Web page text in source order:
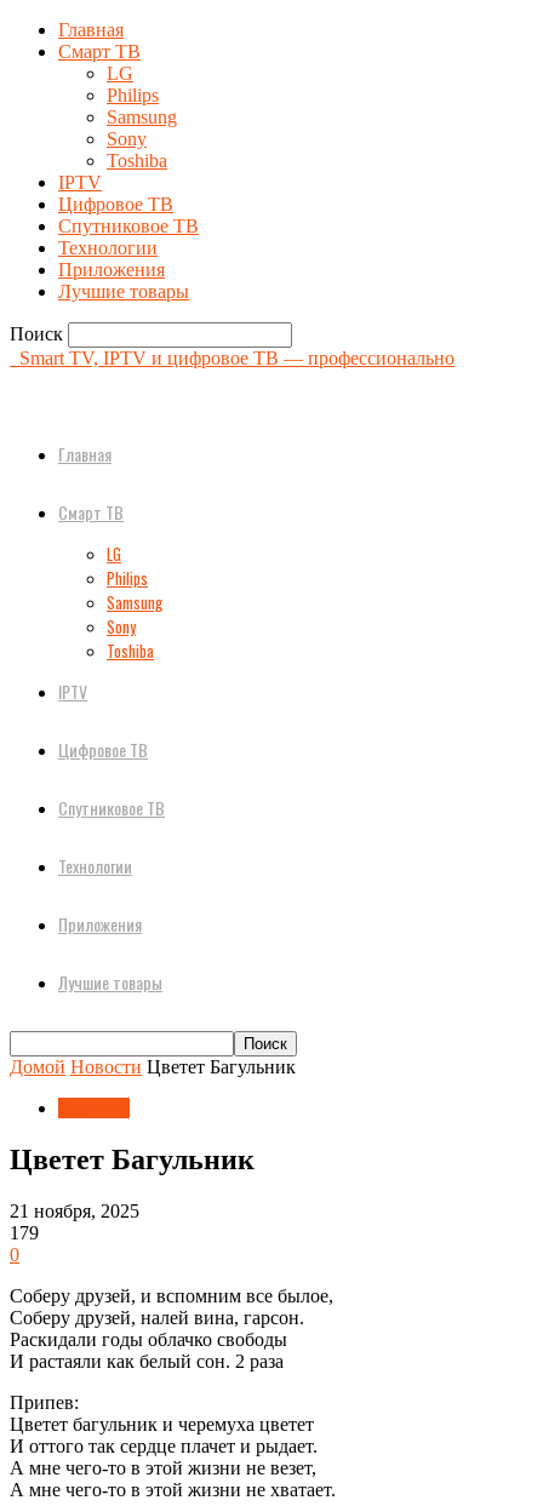
Главная
Смарт ТВ
LG
Philips
Samsung
Sony
Toshiba
IPTV
Цифровое ТВ
Спутниковое ТВ
Технологии
Приложения
Лучшие товары
Поиск
Smart TV, IPTV и цифровое ТВ — профессионально
Главная
Смарт ТВ
LG
Philips
Samsung
Sony
Toshiba
IPTV
Цифровое ТВ
Спутниковое ТВ
Технологии
Приложения
Лучшие товары
Домой Новости Цветет Багульник
Цветет Багульник
21 ноября, 2025
179
0
Соберу друзей, и вспомним все былое,
Соберу друзей, налей вина, гарсон.
Раскидали годы облачко свободы
И растаяли как белый сон. 2 раза
Припев:
Цветет багульник и черемуха цветет
И оттого так сердце плачет и рыдает.
А мне чего-то в этой жизни не везет,
А мне чего-то в этой жизни не хватает.